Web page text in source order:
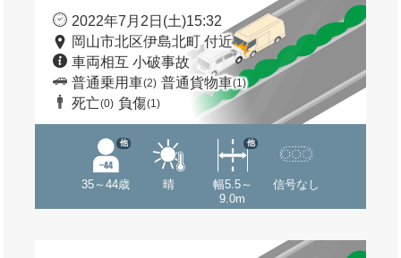
2022年7月2日(土)15:32
岡山市北区伊島北町 付近
車両相互 小破事故
普通乗用車(2) 普通貨物車(1)
死亡(0) 負傷(1)
35～44歳
他
晴
幅5.5～
9.0m
他
信号なし